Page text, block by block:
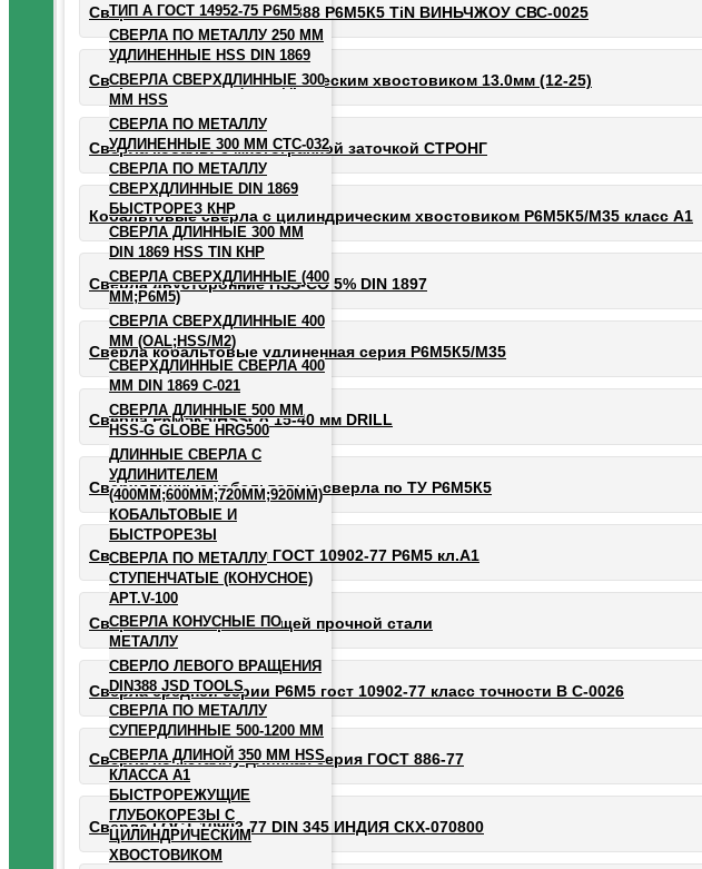
Сверла ГОСТ10902-77 DIN388 Р6М5К5 TiN ВИНЬЧЖОУ СВС-0025
Сверла кобальт с цилиндрическим хвостовиком 13.0мм (12-25)
Сверла кобальт с многогранной заточкой СТРОНГ
Кобальтовые сверла с цилиндрическим хвостовиком Р6М5К5/М35 класс А1
Сверла двусторонние HSS-CO 5% DIN 1897
Сверла кобальтовые удлиненная серия Р6М5К5/М35
Сверла Р6М5К5/HSSCo 15-40 мм DRILL
Сверхдлинные кобальтовые сверла по ТУ Р6М5К5
Сверла средняя серия ГОСТ 10902-77 Р6М5 кл.А1
Сверла Р9 по нержавеющей прочной стали
Сверла средней серии Р6М5 гост 10902-77 класс точности В С-0026
Сверла по металлу длинная серия ГОСТ 886-77
Сверла ГОСТ 10903-77 DIN 345 ИНДИЯ СКХ-070800
ТИП А ГОСТ 14952-75 Р6М5
СВЕРЛА ПО МЕТАЛЛУ 250 ММ
УДЛИНЕННЫЕ HSS DIN 1869
СВЕРЛА СВЕРХДЛИННЫЕ 300
ММ HSS
СВЕРЛА ПО МЕТАЛЛУ
УДЛИНЕННЫЕ 300 ММ СТС-032
СВЕРЛА ПО МЕТАЛЛУ
СВЕРХДЛИННЫЕ DIN 1869
БЫСТРОРЕЗ КНР
СВЕРЛА ДЛИННЫЕ 300 ММ
DIN 1869 HSS TIN КНР
СВЕРЛА СВЕРХДЛИННЫЕ (400
ММ;Р6М5)
СВЕРЛА СВЕРХДЛИННЫЕ 400
ММ (OAL;HSS/M2)
СВЕРХДЛИННЫЕ СВЕРЛА 400
ММ DIN 1869 С-021
СВЕРЛА ДЛИННЫЕ 500 ММ
HSS-G GLOBE HRG500
ДЛИННЫЕ СВЕРЛА С
УДЛИНИТЕЛЕМ
(400ММ;600ММ;720ММ;920ММ)
КОБАЛЬТОВЫЕ И
БЫСТРОРЕЗЫ
СВЕРЛА ПО МЕТАЛЛУ
СТУПЕНЧАТЫЕ (КОНУСНОЕ)
АРТ.V-100
СВЕРЛА КОНУСНЫЕ ПО
МЕТАЛЛУ
СВЕРЛО ЛЕВОГО ВРАЩЕНИЯ
DIN388 JSD TOOLS
СВЕРЛА ПО МЕТАЛЛУ
СУПЕРДЛИННЫЕ 500-1200 ММ
СВЕРЛА ДЛИНОЙ 350 ММ HSS
КЛАССА А1
БЫСТРОРЕЖУЩИЕ
ГЛУБОКОРЕЗЫ С
ЦИЛИНДРИЧЕСКИМ
ХВОСТОВИКОМ